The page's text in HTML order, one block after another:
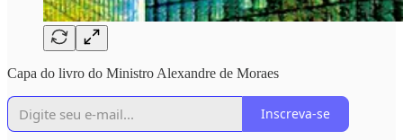
Capa do livro do Ministro Alexandre de Moraes
Inscreva-se